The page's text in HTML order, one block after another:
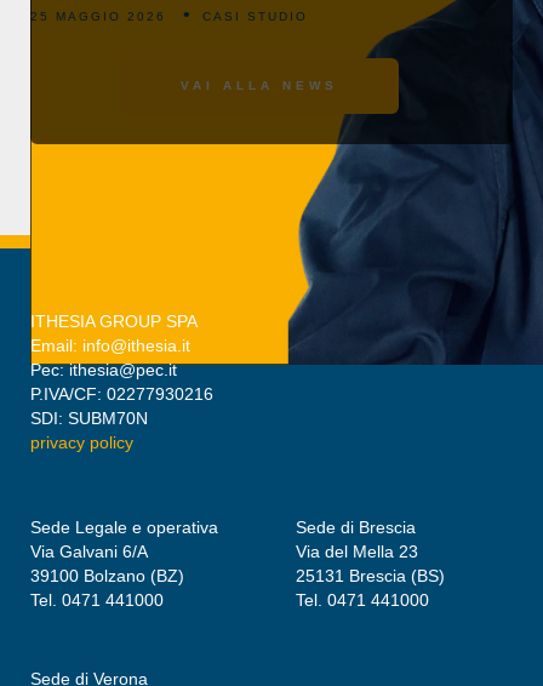
25 MAGGIO 2026 CASI STUDIO
VAI ALLA NEWS
ITHESIA GROUP SPA
Email: info@ithesia.it
Pec: ithesia@pec.it
P.IVA/CF: 02277930216
SDI: SUBM70N
privacy policy
Sede Legale e operativa
Via Galvani 6/A
39100 Bolzano (BZ)
Tel. 0471 441000
Sede di Brescia
Via del Mella 23
25131 Brescia (BS)
Tel. 0471 441000
Sede di Verona